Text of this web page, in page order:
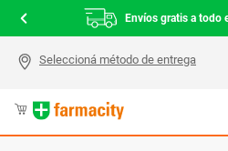
Envíos gratis a todo